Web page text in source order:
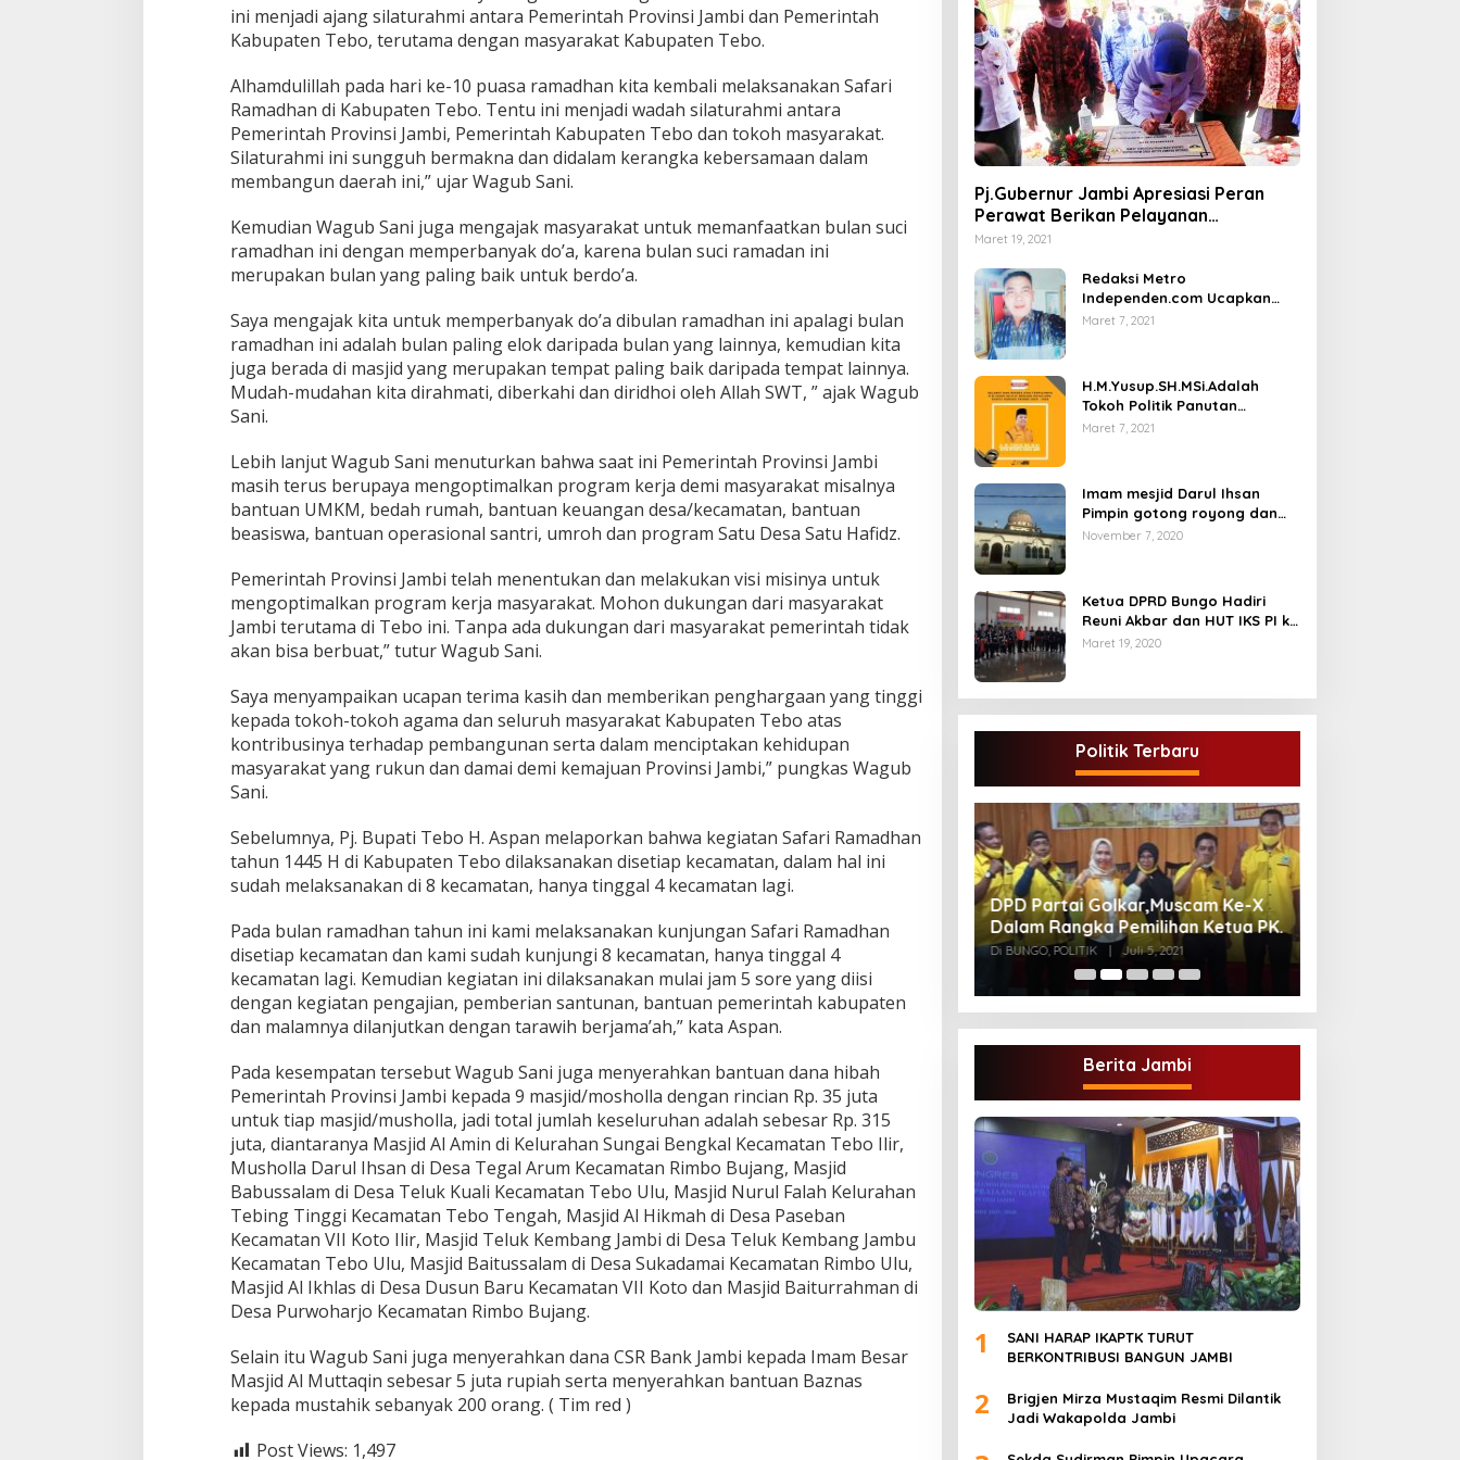
ini menjadi ajang silaturahmi antara Pemerintah Provinsi Jambi dan Pemerintah
Kabupaten Tebo, terutama dengan masyarakat Kabupaten Tebo.
Alhamdulillah pada hari ke-10 puasa ramadhan kita kembali melaksanakan Safari
Ramadhan di Kabupaten Tebo. Tentu ini menjadi wadah silaturahmi antara
Pemerintah Provinsi Jambi, Pemerintah Kabupaten Tebo dan tokoh masyarakat.
Silaturahmi ini sungguh bermakna dan didalam kerangka kebersamaan dalam
membangun daerah ini,” ujar Wagub Sani.
Kemudian Wagub Sani juga mengajak masyarakat untuk memanfaatkan bulan suci
ramadhan ini dengan memperbanyak do’a, karena bulan suci ramadan ini
merupakan bulan yang paling baik untuk berdo’a.
Saya mengajak kita untuk memperbanyak do’a dibulan ramadhan ini apalagi bulan
ramadhan ini adalah bulan paling elok daripada bulan yang lainnya, kemudian kita
juga berada di masjid yang merupakan tempat paling baik daripada tempat lainnya.
Mudah-mudahan kita dirahmati, diberkahi dan diridhoi oleh Allah SWT, ” ajak Wagub
Sani.
Lebih lanjut Wagub Sani menuturkan bahwa saat ini Pemerintah Provinsi Jambi
masih terus berupaya mengoptimalkan program kerja demi masyarakat misalnya
bantuan UMKM, bedah rumah, bantuan keuangan desa/kecamatan, bantuan
beasiswa, bantuan operasional santri, umroh dan program Satu Desa Satu Hafidz.
Pemerintah Provinsi Jambi telah menentukan dan melakukan visi misinya untuk
mengoptimalkan program kerja masyarakat. Mohon dukungan dari masyarakat
Jambi terutama di Tebo ini. Tanpa ada dukungan dari masyarakat pemerintah tidak
akan bisa berbuat,” tutur Wagub Sani.
Saya menyampaikan ucapan terima kasih dan memberikan penghargaan yang tinggi
kepada tokoh-tokoh agama dan seluruh masyarakat Kabupaten Tebo atas
kontribusinya terhadap pembangunan serta dalam menciptakan kehidupan
masyarakat yang rukun dan damai demi kemajuan Provinsi Jambi,” pungkas Wagub
Sani.
Sebelumnya, Pj. Bupati Tebo H. Aspan melaporkan bahwa kegiatan Safari Ramadhan
tahun 1445 H di Kabupaten Tebo dilaksanakan disetiap kecamatan, dalam hal ini
sudah melaksanakan di 8 kecamatan, hanya tinggal 4 kecamatan lagi.
Pada bulan ramadhan tahun ini kami melaksanakan kunjungan Safari Ramadhan
disetiap kecamatan dan kami sudah kunjungi 8 kecamatan, hanya tinggal 4
kecamatan lagi. Kemudian kegiatan ini dilaksanakan mulai jam 5 sore yang diisi
dengan kegiatan pengajian, pemberian santunan, bantuan pemerintah kabupaten
dan malamnya dilanjutkan dengan tarawih berjama’ah,” kata Aspan.
Pada kesempatan tersebut Wagub Sani juga menyerahkan bantuan dana hibah
Pemerintah Provinsi Jambi kepada 9 masjid/mosholla dengan rincian Rp. 35 juta
untuk tiap masjid/musholla, jadi total jumlah keseluruhan adalah sebesar Rp. 315
juta, diantaranya Masjid Al Amin di Kelurahan Sungai Bengkal Kecamatan Tebo Ilir,
Musholla Darul Ihsan di Desa Tegal Arum Kecamatan Rimbo Bujang, Masjid
Babussalam di Desa Teluk Kuali Kecamatan Tebo Ulu, Masjid Nurul Falah Kelurahan
Tebing Tinggi Kecamatan Tebo Tengah, Masjid Al Hikmah di Desa Paseban
Kecamatan VII Koto Ilir, Masjid Teluk Kembang Jambi di Desa Teluk Kembang Jambu
Kecamatan Tebo Ulu, Masjid Baitussalam di Desa Sukadamai Kecamatan Rimbo Ulu,
Masjid Al Ikhlas di Desa Dusun Baru Kecamatan VII Koto dan Masjid Baiturrahman di
Desa Purwoharjo Kecamatan Rimbo Bujang.
Selain itu Wagub Sani juga menyerahkan dana CSR Bank Jambi kepada Imam Besar
Masjid Al Muttaqin sebesar 5 juta rupiah serta menyerahkan bantuan Baznas
kepada mustahik sebanyak 200 orang. ( Tim red )
Post Views: 1,497
Pj.Gubernur Jambi Apresiasi Peran
Perawat Berikan Pelayanan
Kesehatan
Maret 19, 2021
Redaksi Metro
Independen.com Ucapkan
Ribuan Trimakasih Kepada
Maret 7, 2021
H.M.Yusup.SH.MSi.Adalah
Tokoh Politik Panutan
Bersosial Tinggi.
Maret 7, 2021
Imam mesjid Darul Ihsan
Pimpin gotong royong dan
rehab masjid di desa Tambun
November 7, 2020
Ketua DPRD Bungo Hadiri
Reuni Akbar dan HUT IKS PI ke
40
Maret 19, 2020
Politik Terbaru
Gelar Acara Peringatan HUT Ke-
10.Bertajuk Dengan
Tema”Membawa Gerakan
Perubahan”
Di BUNGO, POLITIK | November 15, 2021
DPD Partai Golkar,Muscam Ke-X
Dalam Rangka Pemilihan Ketua PK.
Di BUNGO, POLITIK Juli 5, 2021
Berita Jambi
1
SANI HARAP IKAPTK TURUT
BERKONTRIBUSI BANGUN JAMBI
2
Brigjen Mirza Mustaqim Resmi Dilantik
Jadi Wakapolda Jambi